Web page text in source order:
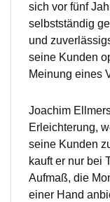
sich vor fünf
selbstständig
und
seine Kunden
Meinung eines
Joachim
Erleichterung,
seine Kunden
kauft er nur bei
Aufmaß, die
einer Hand